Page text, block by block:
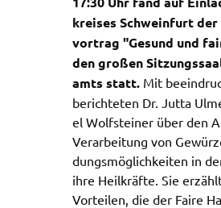
krei­ses Schwein­furt
vor­trag "Gesund und
den großen
amts statt. Mit
berich­te­ten Dr. Jutta
el Wolf­s­tei­ner über den
Verar­bei­tung von
dungs­mög­lich­kei­ten in
ihre Heil­kräf­te. Sie
Vortei­len, die der Faire